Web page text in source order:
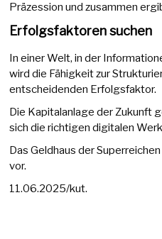
Präzession und zusammen
Erfolgsfaktoren suchen
In einer Welt, in der
wird die Fähigkeit zur
entscheidenden Erfolgsfaktor.
Die Kapitalanlage der Zukunft
sich die richtigen digitalen
Das Geldhaus der
vor.
11.06.2025/kut.